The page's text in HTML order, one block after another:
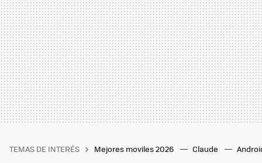
TEMAS DE INTERÉS Mejores moviles 2026 Claude